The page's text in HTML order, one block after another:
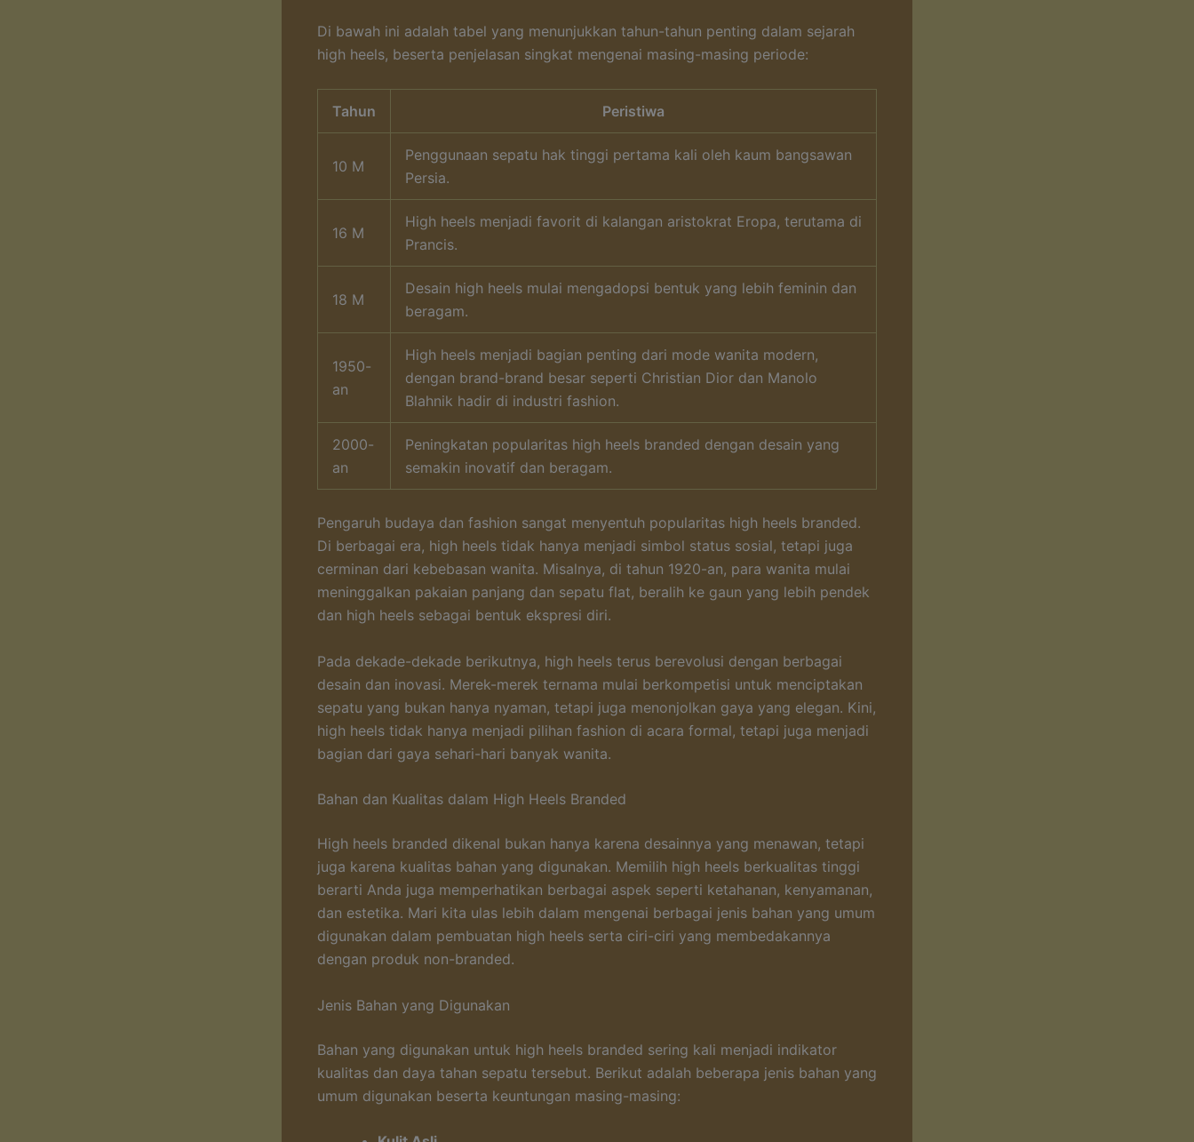
Di bawah ini adalah tabel yang menunjukkan tahun-tahun penting dalam sejarah
high heels, beserta penjelasan singkat mengenai masing-masing periode:
Tahun Peristiwa
10 M
Penggunaan sepatu hak tinggi pertama kali oleh kaum bangsawan
Persia.
16 M
High heels menjadi favorit di kalangan aristokrat Eropa, terutama di
Prancis.
18 M
Desain high heels mulai mengadopsi bentuk yang lebih feminin dan
beragam.
1950-
an
High heels menjadi bagian penting dari mode wanita modern,
dengan brand-brand besar seperti Christian Dior dan Manolo
Blahnik hadir di industri fashion.
2000-
an
Peningkatan popularitas high heels branded dengan desain yang
semakin inovatif dan beragam.
Pengaruh budaya dan fashion sangat menyentuh popularitas high heels branded.
Di berbagai era, high heels tidak hanya menjadi simbol status sosial, tetapi juga
cerminan dari kebebasan wanita. Misalnya, di tahun 1920-an, para wanita mulai
meninggalkan pakaian panjang dan sepatu flat, beralih ke gaun yang lebih pendek
dan high heels sebagai bentuk ekspresi diri.
Pada dekade-dekade berikutnya, high heels terus berevolusi dengan berbagai
desain dan inovasi. Merek-merek ternama mulai berkompetisi untuk menciptakan
sepatu yang bukan hanya nyaman, tetapi juga menonjolkan gaya yang elegan. Kini,
high heels tidak hanya menjadi pilihan fashion di acara formal, tetapi juga menjadi
bagian dari gaya sehari-hari banyak wanita.
Bahan dan Kualitas dalam High Heels Branded
High heels branded dikenal bukan hanya karena desainnya yang menawan, tetapi
juga karena kualitas bahan yang digunakan. Memilih high heels berkualitas tinggi
berarti Anda juga memperhatikan berbagai aspek seperti ketahanan, kenyamanan,
dan estetika. Mari kita ulas lebih dalam mengenai berbagai jenis bahan yang umum
digunakan dalam pembuatan high heels serta ciri-ciri yang membedakannya
dengan produk non-branded.
Jenis Bahan yang Digunakan
Bahan yang digunakan untuk high heels branded sering kali menjadi indikator
kualitas dan daya tahan sepatu tersebut. Berikut adalah beberapa jenis bahan yang
umum digunakan beserta keuntungan masing-masing: